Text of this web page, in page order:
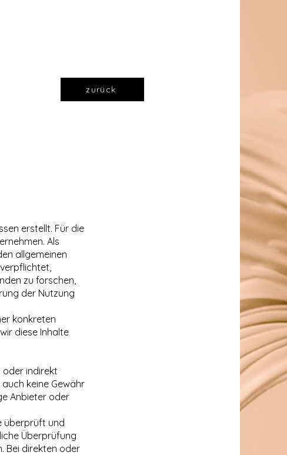
erstellt. Für die
Als
allgemeinen
zu forschen,
der Nutzung
konkreten
diese Inhalte
oder indirekt
keine Gewähr
Anbieter oder
überprüft und
Überprüfung
Bei direkten oder
zurück